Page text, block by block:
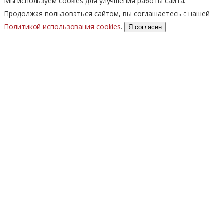
Продолжая пользоваться сайтом, вы соглашаетесь с нашей
Политикой использования cookies. Я согласен